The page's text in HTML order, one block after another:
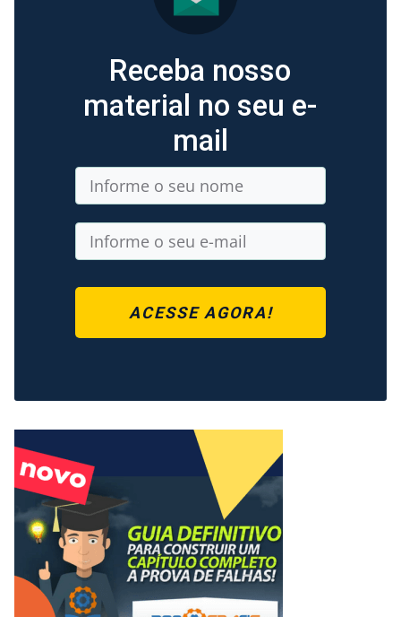
Receba nosso
material no seu e-
mail
ACESSE AGORA!